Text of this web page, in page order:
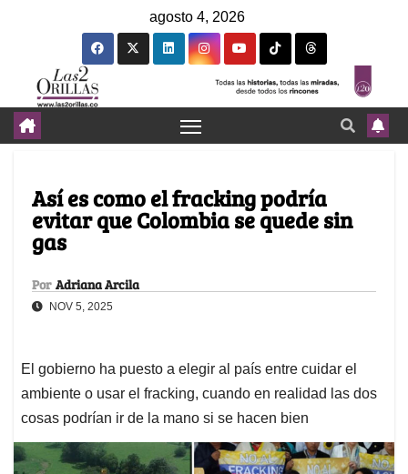
agosto 4, 2026
Así es como el fracking podría
evitar que Colombia se quede sin
gas
Por Adriana Arcila
NOV 5, 2025
El gobierno ha puesto a elegir al país entre cuidar el
ambiente o usar el fracking, cuando en realidad las dos
cosas podrían ir de la mano si se hacen bien